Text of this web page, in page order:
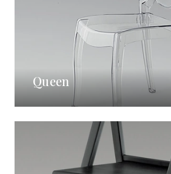
Queen